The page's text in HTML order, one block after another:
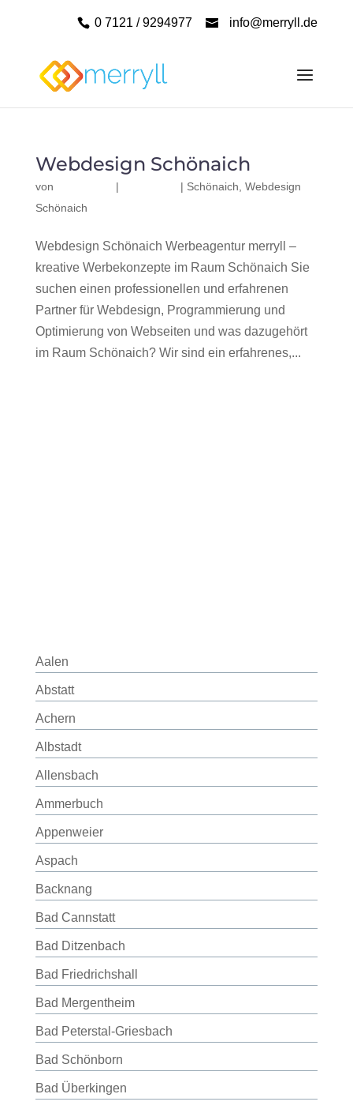
0 7121 / 9294977 info@merryll.de
Webdesign Schönaich
von | | Schönaich Webdesign
Schönaich
Webdesign Schönaich Werbeagentur merryll –
kreative Werbekonzepte im Raum Schönaich Sie
suchen einen professionellen und erfahrenen
Partner für Webdesign, Programmierung und
Optimierung von Webseiten und was dazugehört
im Raum Schönaich? Wir sind ein erfahrenes,...
Aalen
Abstatt
Achern
Albstadt
Allensbach
Ammerbuch
Appenweier
Aspach
Backnang
Bad Cannstatt
Bad Ditzenbach
Bad Friedrichshall
Bad Mergentheim
Bad Peterstal-Griesbach
Bad Schönborn
Bad Überkingen